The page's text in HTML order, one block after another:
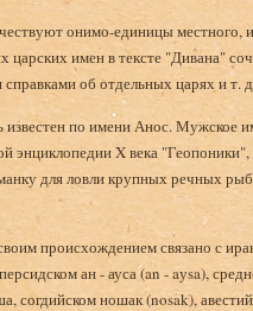
онимо-единицы местного,
царских имен в тексте "Дивана"
об отдельных царях и т.
по имени Анос. Мужское
энциклопедии X века
для ловли крупных речных
происхождением связано с
ан - ауса (an - aуsa),
согдийском ношак (nosak),